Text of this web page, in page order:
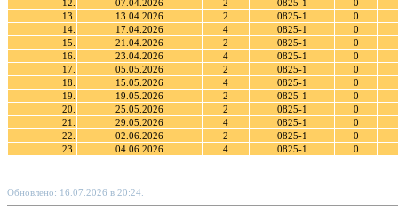
12.
07.04.2026 2 0825-1
0
13.
13.04.2026 2 0825-1
0
14.
17.04.2026 4 0825-1
0
15.
21.04.2026 2 0825-1
0
16.
23.04.2026 4 0825-1
0
17.
05.05.2026 2 0825-1
0
18.
15.05.2026 4 0825-1
0
19.
19.05.2026 2 0825-1
0
20.
25.05.2026 2 0825-1
0
21.
29.05.2026 4 0825-1
0
22.
02.06.2026 2 0825-1
0
23.
04.06.2026 4 0825-1 0
Обновлено: 16.07.2026 в 20:24.